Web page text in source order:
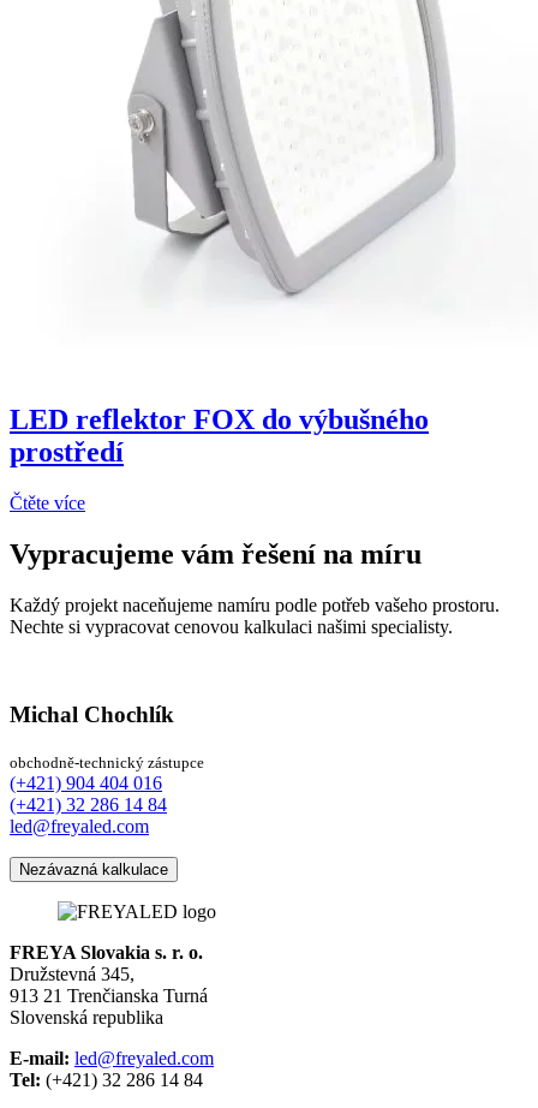
LED reflektor FOX do výbušného
prostředí
Čtěte více
Vypracujeme vám řešení na míru
Každý projekt naceňujeme namíru podle potřeb vašeho prostoru.
Nechte si vypracovat cenovou kalkulaci našimi specialisty.
Michal Chochlík
obchodně-technický zástupce
(+421) 904 404 016
(+421) 32 286 14 84
led@freyaled.com
Nezávazná kalkulace
FREYA Slovakia s. r. o.
Družstevná 345,
913 21 Trenčianska Turná
Slovenská republika
E-mail: led@freyaled.com
Tel: (+421) 32 286 14 84